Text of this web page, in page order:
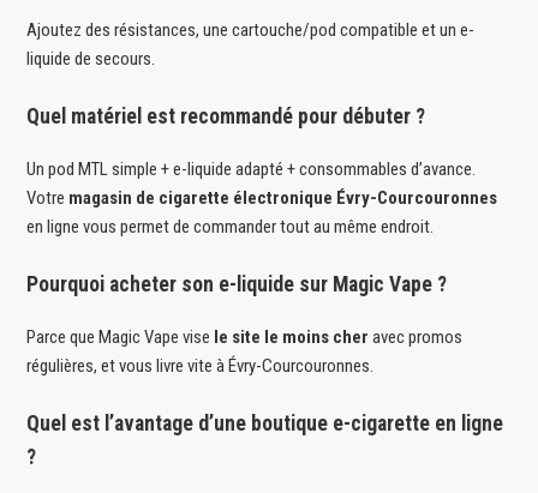
Ajoutez des résistances, une cartouche/pod compatible et un e-
liquide de secours.
Quel matériel est recommandé pour débuter ?
Un pod MTL simple + e-liquide adapté + consommables d’avance.
Votre magasin de cigarette électronique Évry-Courcouronnes
en ligne vous permet de commander tout au même endroit.
Pourquoi acheter son e-liquide sur Magic Vape ?
Parce que Magic Vape vise le site le moins cher avec promos
régulières, et vous livre vite à Évry-Courcouronnes.
Quel est l’avantage d’une boutique e-cigarette en ligne
?